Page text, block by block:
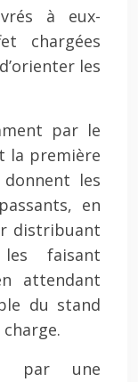
à eux-
chargées
les
par le
la première
donnent les
en
distribuant
faisant
attendant
du stand
par une